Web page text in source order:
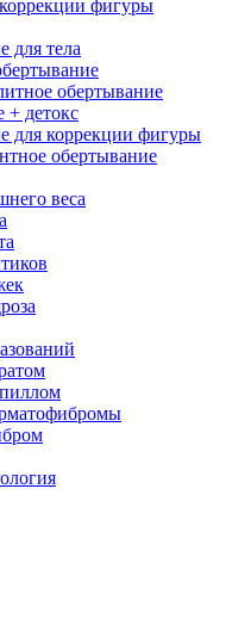
фигуры
для тела
обертывание
детокс
для коррекции фигуры
обертывание
веса